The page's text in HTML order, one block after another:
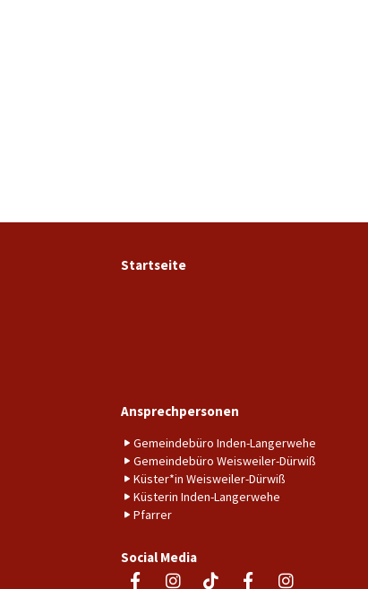
Startseite
Ansprechpersonen
Gemeindebüro Inden-Langerwehe
Gemeindebüro Weisweiler-Dürwiß
Küster*in Weisweiler-Dürwiß
Küsterin Inden-Langerwehe
Pfarrer
Social Media